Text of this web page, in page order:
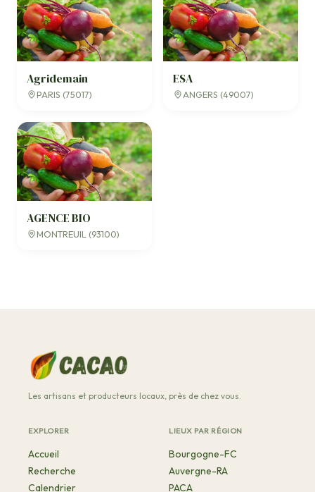
Agridemain
PARIS (75017)
ESA
ANGERS (49007)
AGENCE BIO
MONTREUIL (93100)
Les artisans et producteurs locaux, près de chez vous.
EXPLORER
Accueil
Recherche
Calendrier
LIEUX PAR RÉGION
Bourgogne-FC
Auvergne-RA
PACA